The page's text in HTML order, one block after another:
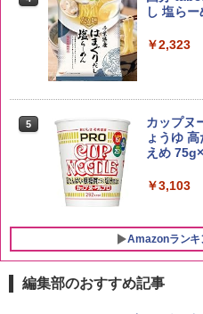
￥3,274
5
by
米 5kg
￥3,396
容量 4リ
￥4,274
5
【数量限
ウイスキ
【中元
￥4,402
し 塩ら
￥2,323
5
カップヌ
ょうゆ
えめ
￥3,103
Amazonランキ
編集部のおすすめ記事